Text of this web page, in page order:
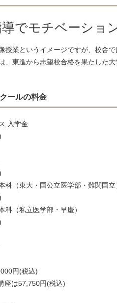
でモチベーショ
授業というイメージですが、校舎
、東進から志望校合格を果たした大
ールの料金
入学金
科（東大・国公立医学部・難関国立
科（私立医学部・早慶）
円(税込)
座は57,750円(税込)